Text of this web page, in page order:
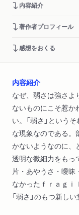
内容紹介
著作者プロフィール
感想をおくる
内容紹介
なぜ、弱さは強さよ
ないものにこそ惹か
い。「弱さ」という
な現象なのである。
かないようなのに、
透明な微細力をもっ
片・あやうさ・曖昧
なかったｆｒａｇｉ
「弱さ」のもつ新しい